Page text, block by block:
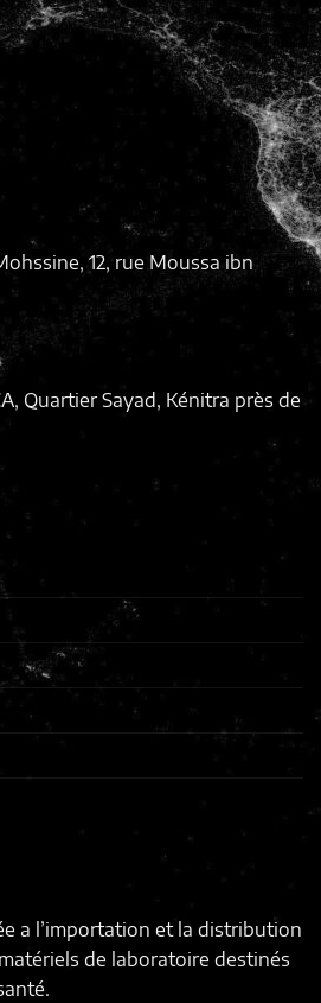
12, rue Moussa ibn
Quartier Sayad, Kénitra près de
a l’importation et la distribution
de laboratoire destinés